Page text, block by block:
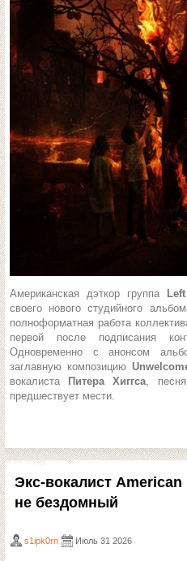
Американская дэткор группа
своего нового студийного
полноформатная работа
первой после подписания
Одновременно с анонсом
заглавную композицию
вокалиста
Питера Хиггса,
предшествует мести.
Экс-вокалист
не бездомный
s1ipk0rn Июль 31 2026